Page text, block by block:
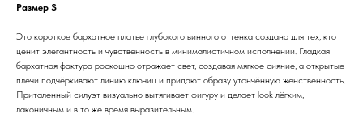
Размер S
Это короткое бархатное платье глубокого винного оттенка создано для тех, кто
ценит элегантность и чувственность в минималистичном исполнении. Гладкая
бархатная фактура роскошно отражает свет, создавая мягкое сияние, а открытые
плечи подчёркивают линию ключиц и придают образу утончённую женственность.
Приталенный силуэт визуально вытягивает фигуру и делает look лёгким,
лаконичным и в то же время выразительным.